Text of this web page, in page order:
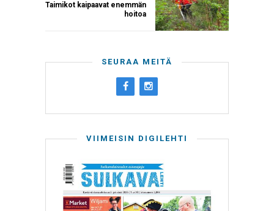
Taimikot kaipaavat enemmän
hoitoa
SEURAA MEITÄ
VIIMEISIN DIGILEHTI